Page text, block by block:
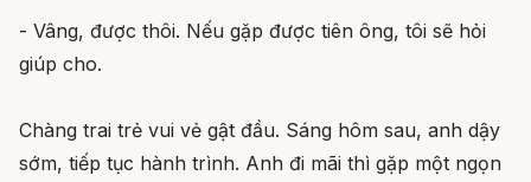
- Vâng, được thôi. Nếu gặp được tiên ông, tôi sẽ hỏi
giúp cho.
Chàng trai trẻ vui vẻ gật đầu. Sáng hôm sau, anh dậy
sớm, tiếp tục hành trình. Anh đi mãi thì gặp một ngọn